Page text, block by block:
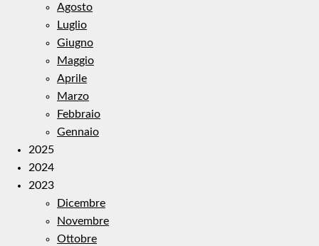
Agosto
Luglio
Giugno
Maggio
Aprile
Marzo
Febbraio
Gennaio
2025
2024
2023
Dicembre
Novembre
Ottobre